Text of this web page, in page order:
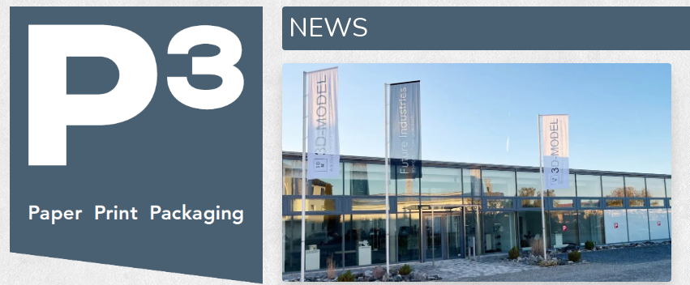
NEWS